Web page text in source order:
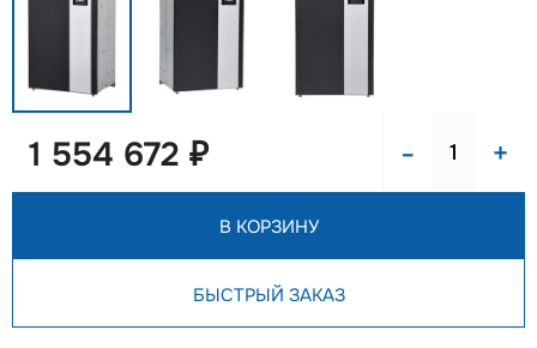
1 554 672 ₽ - +
В КОРЗИНУ
БЫСТРЫЙ ЗАКАЗ